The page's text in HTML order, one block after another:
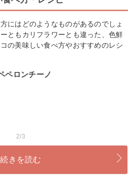
にはどのようなものがあるのでしょ
ともカリフラワーとも違った、色鮮
の美味しい食べ方やおすすめのレシ
ペロンチーノ
2/3
続きを読む